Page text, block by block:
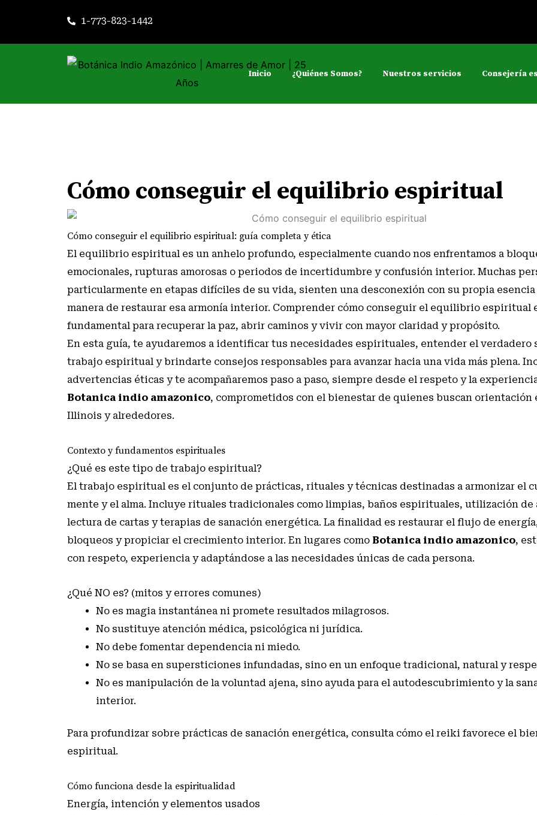
contenido
1-773-823-1442
Inicio ¿Quiénes Somos? Nuestros servicios Consejería
Cómo conseguir el equilibrio espiritual
Cómo conseguir el equilibrio espiritual: guía completa y ética
El equilibrio espiritual es un anhelo profundo, especialmente cuando nos enfrentamos a
emocionales, rupturas amorosas o periodos de incertidumbre y confusión interior. Muchas
particularmente en etapas difíciles de su vida, sienten una desconexión con su propia esencia
manera de restaurar esa armonía interior. Comprender cómo conseguir el equilibrio espiritual
fundamental para recuperar la paz, abrir caminos y vivir con mayor claridad y propósito.
En esta guía, te ayudaremos a identificar tus necesidades espirituales, entender el verdadero
trabajo espiritual y brindarte consejos responsables para avanzar hacia una vida más plena.
advertencias éticas y te acompañaremos paso a paso, siempre desde el respeto y la
Botanica indio amazonico, comprometidos con el bienestar de quienes buscan orientación
Illinois y alrededores.
Contexto y fundamentos espirituales
¿Qué es este tipo de trabajo espiritual?
El trabajo espiritual es el conjunto de prácticas, rituales y técnicas destinadas a armonizar el
mente y el alma. Incluye rituales tradicionales como limpias, baños espirituales, utilización de
lectura de cartas y terapias de sanación energética. La finalidad es restaurar el flujo de
bloqueos y propiciar el crecimiento interior. En lugares como Botanica indio amazonico,
con respeto, experiencia y adaptándose a las necesidades únicas de cada persona.
¿Qué NO es? (mitos y errores comunes)
No es magia instantánea ni promete resultados milagrosos.
No sustituye atención médica, psicológica ni jurídica.
No debe fomentar dependencia ni miedo.
No se basa en supersticiones infundadas, sino en un enfoque tradicional, natural y
No es manipulación de la voluntad ajena, sino ayuda para el autodescubrimiento y la
interior.
Para profundizar sobre prácticas de sanación energética, consulta cómo el reiki favorece el
espiritual.
Cómo funciona desde la espiritualidad
Energía, intención y elementos usados